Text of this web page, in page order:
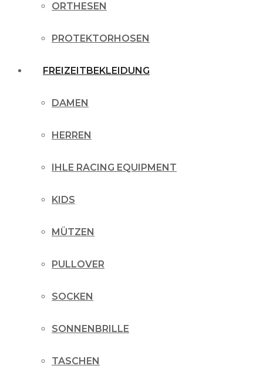
ORTHESEN
PROTEKTORHOSEN
FREIZEITBEKLEIDUNG
DAMEN
HERREN
IHLE RACING EQUIPMENT
KIDS
MÜTZEN
PULLOVER
SOCKEN
SONNENBRILLE
TASCHEN